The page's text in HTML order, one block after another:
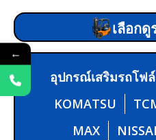
เลือก
อุปกรณ์เสริมรถโฟ
KOMATSU
MAX
←